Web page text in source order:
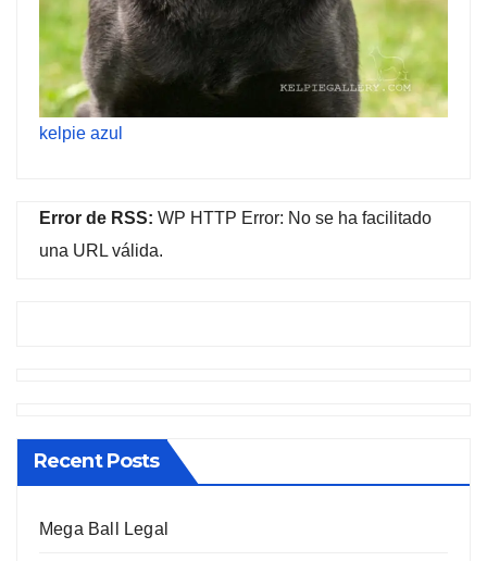
kelpie azul
Error de RSS: WP HTTP Error: No se ha facilitado
una URL válida.
Recent Posts
Mega Ball Legal